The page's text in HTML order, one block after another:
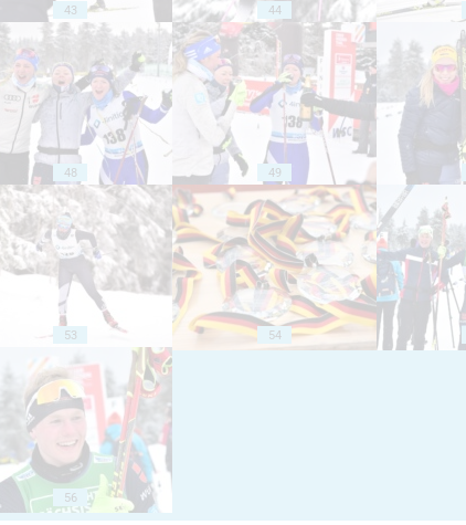
43 44
48 49
53 54
56